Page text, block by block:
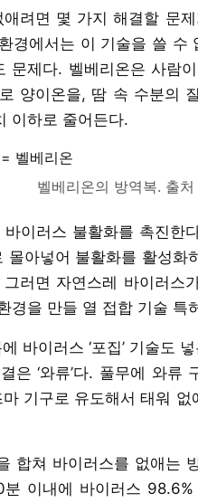
려면 몇 가지 해결할 문
경에서는 이 기술을 쓸 수
문제다. 벨베리온은 사람
양이온을, 땀 속 수분의
이하로 줄어든다.
벨베리온의 방역복. 출
바이러스 불활화를 촉진
몰아넣어 불활화를 활성
러면 자연스레 바이러스
경을 만들 열 접합 기술 특
바이러스 ‘포집’ 기술도
은 ‘와류’다. 풀무에 와
기구로 유도해서 태워
합쳐 바이러스를 없애는
분 이내에 바이러스